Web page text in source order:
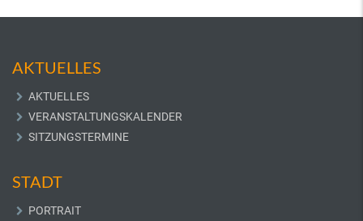
AKTUELLES
AKTUELLES
VERANSTALTUNGSKALENDER
SITZUNGSTERMINE
STADT
PORTRAIT